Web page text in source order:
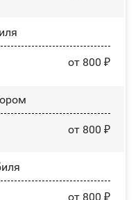
от 800 ₽
от 800 ₽
от 800 ₽